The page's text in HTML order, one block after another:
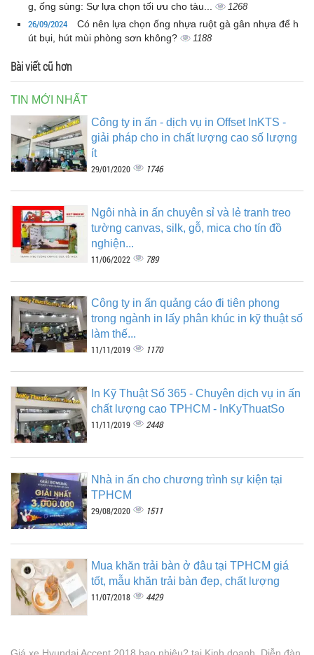
g, ống sùng: Sự lựa chọn tối ưu cho tàu...
1268
26/09/2024
Có nên lựa chọn ống nhựa ruột gà gân nhựa để h
út bụi, hút mùi phòng sơn không?
1188
Bài viết cũ hơn
TIN MỚI NHẤT
Công ty in ấn - dịch vụ in Offset InKTS -
giải pháp cho in chất lượng cao số lượng
ít
29/01/2020 1746
Ngôi nhà in ấn chuyên sỉ và lẻ tranh treo
tường canvas, silk, gỗ, mica cho tín đồ
nghiện...
11/06/2022 789
Công ty in ấn quảng cáo đi tiên phong
trong ngành in lấy phân khúc in kỹ thuật số
làm thế...
11/11/2019 1170
In Kỹ Thuật Số 365 - Chuyên dịch vụ in ấn
chất lượng cao TPHCM - InKyThuatSo
11/11/2019 2448
Nhà in ấn cho chương trình sự kiện tại
TPHCM
29/08/2020 1511
Mua khăn trải bàn ở đâu tại TPHCM giá
tốt, mẫu khăn trải bàn đẹp, chất lượng
11/07/2018 4429